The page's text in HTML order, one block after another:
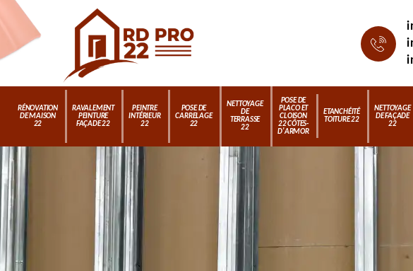
RÉNOVATION
DE MAISON
22
RAVALEMENT
PEINTURE
FAÇADE 22
PEINTRE
INTÉRIEUR
22
POSE DE
CARRELAGE
22
NETTOYAGE
DE
TERRASSE
22
POSE DE
PLACO ET
CLOISON
22 CÔTES-
D'ARMOR
ETANCHÉITÉ
TOITURE 22
NETTOYAGE
DE FAÇADE
22